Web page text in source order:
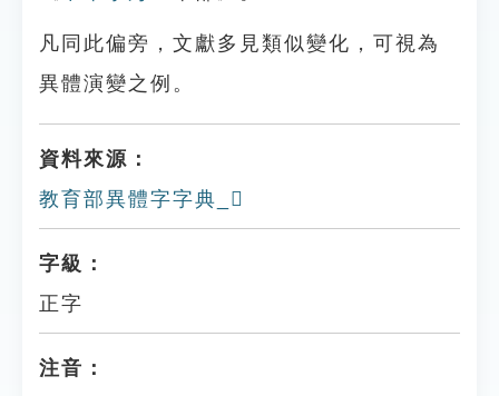
凡同此偏旁，文獻多見類似變化，可視為
異體演變之例。
資料來源：
教育部異體字字典_𩎤
字級：
正字
注音：